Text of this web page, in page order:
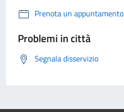
Prenota un appuntamento
Problemi in città
Segnala disservizio